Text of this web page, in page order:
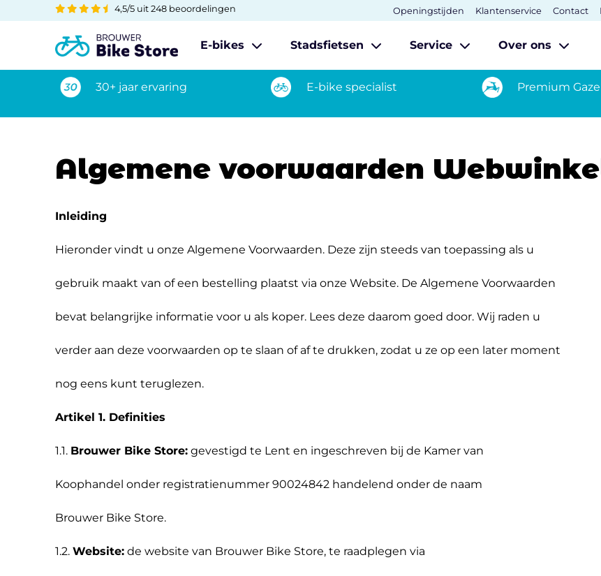
4,5/5 uit 248 beoordelingen Openingstijden Klantenservice Contact
E-bikes Stadsfietsen Service Over ons
30+ jaar ervaring E-bike specialist Premium
Algemene voorwaarden
Inleiding
Hieronder vindt u onze Algemene Voorwaarden. Deze zijn steeds van toepassing als u
gebruik maakt van of een bestelling plaatst via onze Website. De Algemene Voorwaarden
bevat belangrijke informatie voor u als koper. Lees deze daarom goed door. Wij raden u
verder aan deze voorwaarden op te slaan of af te drukken, zodat u ze op een later moment
nog eens kunt teruglezen.
Artikel 1. Definities
1.1. Brouwer Bike Store: gevestigd te Lent en ingeschreven bij de Kamer van
Koophandel onder registratienummer 90024842 handelend onder de naam
Brouwer Bike Store.
1.2.Website: de website van Brouwer Bike Store, te raadplegen via